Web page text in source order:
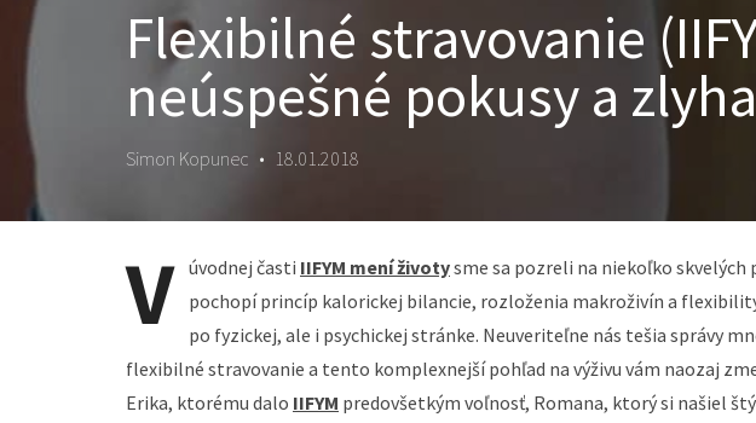
Flexibilné stravovanie
neúspešné pokusy a
Simon Kopunec • 18.01.2018
V úvodnej časti IIFYM mení životysme sa pozreli na niekoľko skvelých
pochopí princíp kalorickej bilancie, rozloženia makroživín a
po fyzickej, ale i psychickej stránke. Neuveriteľne nás tešia správy
flexibilné stravovanie a tento komplexnejší pohľad na výživu vám naozaj
Erika, ktorému dalo IIFYM predovšetkým voľnosť, Romana, ktorý si našiel